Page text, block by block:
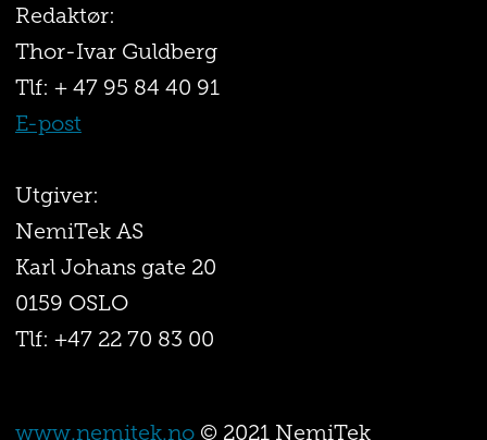
Redaktør:
Thor-Ivar Guldberg
Tlf: + 47 95 84 40 91
E-post
Utgiver:
NemiTek AS
Karl Johans gate 20
0159 OSLO
Tlf: +47 22 70 83 00
www.nemitek.no© 2021 NemiTek